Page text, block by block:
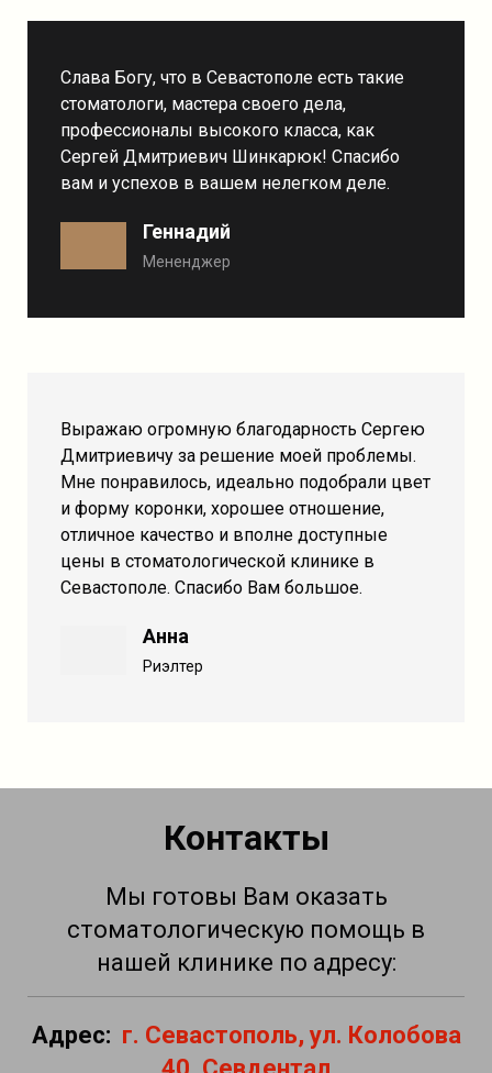
Слава Богу, что в Севастополе есть такие
стоматологи, мастера своего дела,
профессионалы высокого класса, как
Сергей Дмитриевич Шинкарюк! Спасибо
вам и успехов в вашем нелегком деле.
Геннадий
Мененджер
Выражаю огромную благодарность Сергею
Дмитриевичу за решение моей проблемы.
Мне понравилось, идеально подобрали цвет
и форму коронки, хорошее отношение,
отличное качество и вполне доступные
цены в стоматологической клинике в
Севастополе. Спасибо Вам большое.
Анна
Риэлтер
Контакты
Мы готовы Вам оказать
стоматологическую помощь в
нашей клинике по адресу:
Адрес: г. Севастополь, ул. Колобова